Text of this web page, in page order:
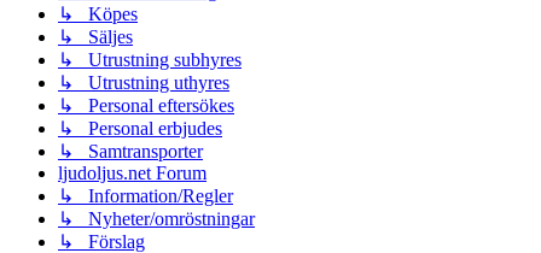
↳ Köpes
↳ Säljes
↳ Utrustning subhyres
↳ Utrustning uthyres
↳ Personal eftersökes
↳ Personal erbjudes
↳ Samtransporter
ljudoljus.net Forum
↳ Information/Regler
↳ Nyheter/omröstningar
↳ Förslag